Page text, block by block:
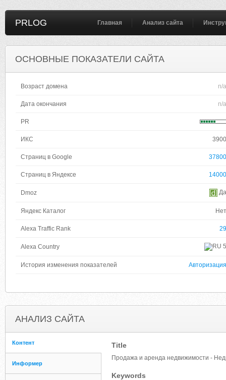
PRLOG Главная Анализ сайта
ОСНОВНЫЕ ПОКАЗАТЕЛИ САЙТА
Возраст домена n/a
Дата окончания n/a
PR
ИКС 3900
Страниц в Google 37800
Страниц в Яндексе 14000
Dmoz Да
Яндекс Каталог Нет
Alexa Traffic Rank 29
Alexa Country 5
История изменения показателей Авторизация
АНАЛИЗ САЙТА
Контент
Информер
Title
Продажа и аренда недвижимости -
Keywords